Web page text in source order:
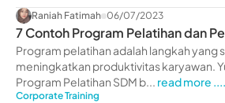
Raniah Fatimah 06/07/2023
7 Contoh Program Pelatihan dan
Program pelatihan adalah langkah yang
meningkatkan produktivitas karyawan.
Program Pelatihan SDM b... read more ....
Corporate Training